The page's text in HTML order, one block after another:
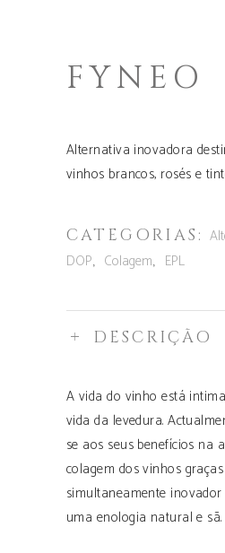
FYNEO
Alternativa inovadora
vinhos brancos, rosés e
CATEGORIAS:
DOP, Colagem, EPL
DESCRIÇÃO
A vida do vinho está
vida da levedura.
se aos seus benefícios na
colagem dos vinhos
simultaneamente
uma enologia natural e sã.